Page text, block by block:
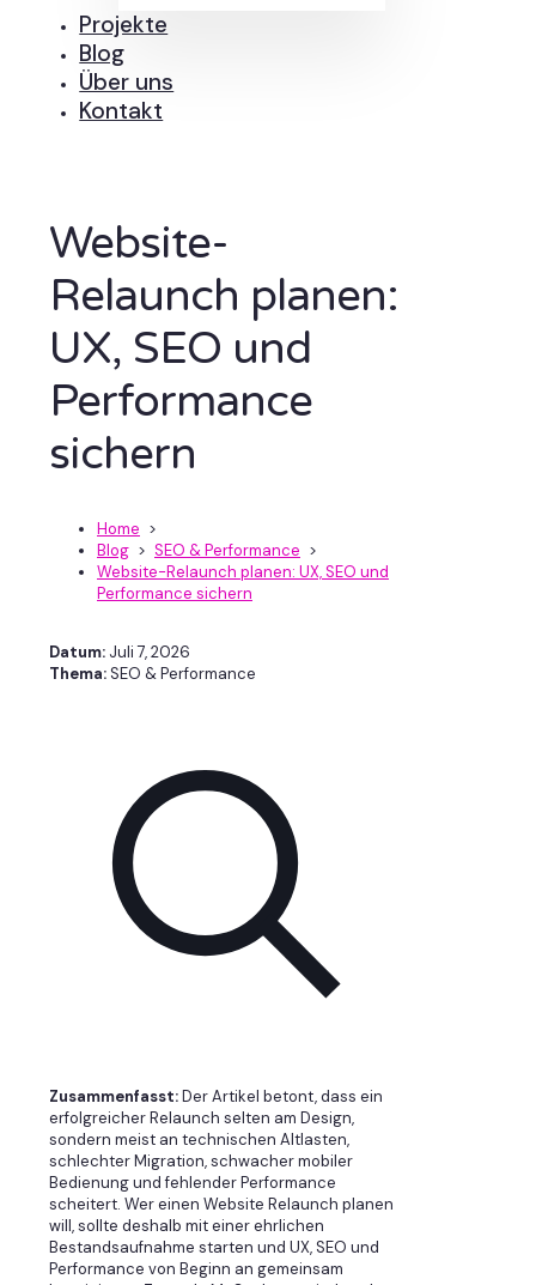
Projekte
Blog
Über uns
Kontakt
Website-
Relaunch planen:
UX, SEO und
Performance
sichern
Home >
Blog > SEO & Performance >
Website-Relaunch planen: UX, SEO und
Performance sichern
Datum: Juli 7, 2026
Thema:SEO & Performance
Zusammenfasst:Der Artikel betont, dass ein
erfolgreicher Relaunch selten am Design,
sondern meist an technischen Altlasten,
schlechter Migration, schwacher mobiler
Bedienung und fehlender Performance
scheitert. Wer einen Website Relaunch planen
will, sollte deshalb mit einer ehrlichen
Bestandsaufnahme starten und UX, SEO und
Performance von Beginn an gemeinsam